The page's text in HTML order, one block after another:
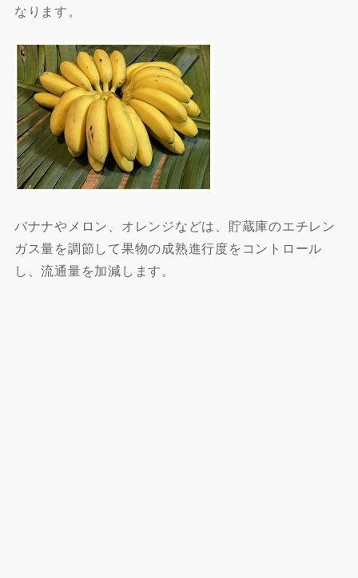
なります。
バナナやメロン、オレンジなどは、貯蔵庫のエチレン
ガス量を調節して果物の成熟進行度をコントロール
し、流通量を加減します。